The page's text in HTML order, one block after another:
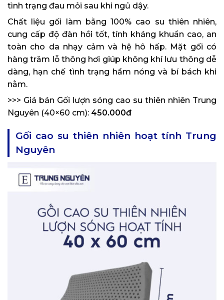
tình trạng đau mỏi sau khi ngủ dậy.
Chất liệu gối làm bằng 100% cao su thiên nhiên,
cung cấp độ đàn hồi tốt, tính kháng khuẩn cao, an
toàn cho da nhạy cảm và hệ hô hấp. Mặt gối có
hàng trăm lỗ thông hơi giúp không khí lưu thông dễ
dàng, hạn chế tình trạng hầm nóng và bí bách khi
nằm.
>>> Giá bán Gối lượn sóng cao su thiên nhiên Trung
Nguyên (40×60 cm): 450.000đ
Gối cao su thiên nhiên hoạt tính Trung
Nguyên